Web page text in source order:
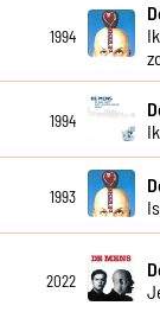
1994
1994
1993
2022